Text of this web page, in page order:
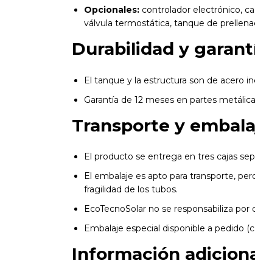
Opcionales: controlador electrónico,
válvula termostática, tanque de
Durabilidad y
El tanque y la estructura son de acero
Garantía de 12 meses en partes
Transporte y
El producto se entrega en tres cajas
El embalaje es apto para transporte,
fragilidad de los tubos.
EcoTecnoSolar no se responsabiliza
Embalaje especial disponible a pedido
Información